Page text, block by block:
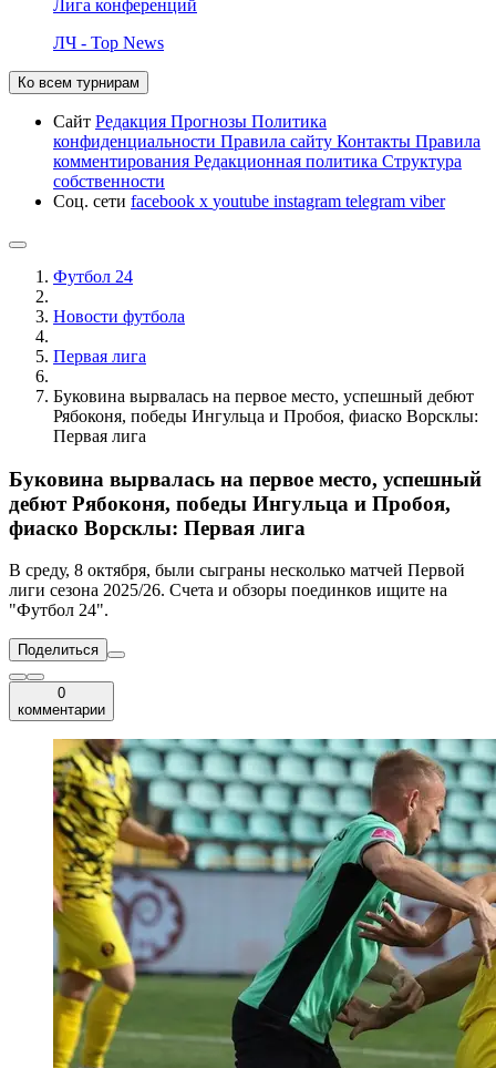
Лига конференций
ЛЧ - Top News
Ко всем турнирам
Сайт Редакция Прогнозы Политика
конфиденциальности Правила сайту Контакты Правила
комментирования Редакционная политика Структура
собственности
Соц. сети facebook x youtube instagram telegram viber
Футбол 24
Новости футбола
Первая лига
Буковина вырвалась на первое место, успешный дебют
Рябоконя, победы Ингульца и Пробоя, фиаско Ворсклы:
Первая лига
Буковина вырвалась на первое место, успешный
дебют Рябоконя, победы Ингульца и Пробоя,
фиаско Ворсклы: Первая лига
В среду, 8 октября, были сыграны несколько матчей Первой
лиги сезона 2025/26. Счета и обзоры поединков ищите на
"Футбол 24".
Поделиться
0
комментарии